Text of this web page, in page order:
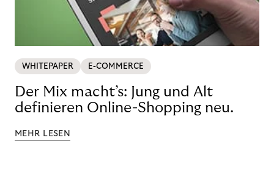
WHITEPAPER E-COMMERCE
Der Mix macht’s: Jung und Alt
definieren Online-Shopping neu.
MEHR LESEN